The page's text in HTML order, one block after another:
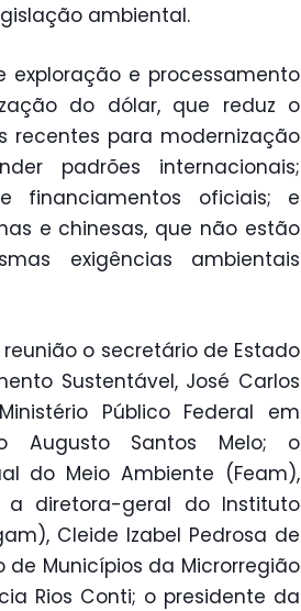
ambiental.
exploração e processamento
do dólar, que reduz o
recentes para modernização
padrões internacionais;
financiamentos oficiais; e
e chinesas, que não estão
exigências ambientais
o secretário de Estado
Sustentável, José Carlos
Público Federal em
Augusto Santos Melo; o
do Meio Ambiente (Feam),
a diretora-geral do Instituto
Cleide Izabel Pedrosa de
Municípios da Microrregião
Rios Conti; o presidente da